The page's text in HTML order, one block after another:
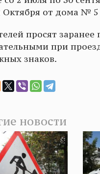
Октября от дома №
просят
при
знаков.
новости